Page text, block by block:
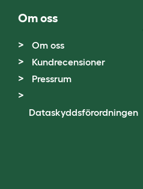
Om oss
Om oss
Kundrecensioner
Pressrum
Dataskyddsförordningen